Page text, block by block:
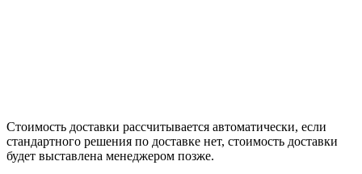
Стоимость доставки рассчитывается автоматически, если
стандартного решения по доставке нет, стоимость доставки
будет выставлена менеджером позже.